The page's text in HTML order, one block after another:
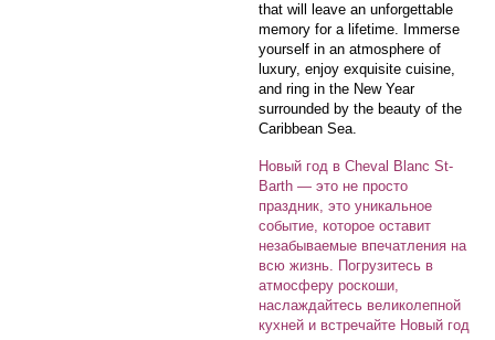
that will leave an unforgettable
memory for a lifetime. Immerse
yourself in an atmosphere of
luxury, enjoy exquisite cuisine,
and ring in the New Year
surrounded by the beauty of the
Caribbean Sea.
Новый год в Cheval Blanc St-
Barth — это не просто
праздник, это уникальное
событие, которое оставит
незабываемые впечатления на
всю жизнь. Погрузитесь в
атмосферу роскоши,
наслаждайтесь великолепной
кухней и встречайте Новый год